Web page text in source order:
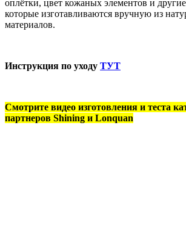
оплётки, цвет кожаных элементов и
которые изготавливаются вручную из
материалов.
Инструкция по уходу ТУТ
Смотрите видео изготовления и теста
партнеров Shining и Lonquan